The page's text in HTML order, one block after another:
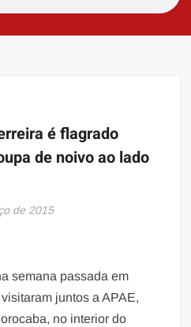
é flagrado
de noivo ao lado
de 2015
semana passada em
juntos a APAE,
no interior do